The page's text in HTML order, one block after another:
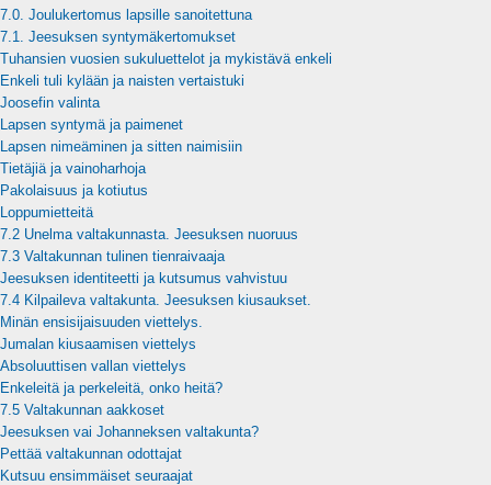
7.0. Joulukertomus lapsille sanoitettuna
7.1. Jeesuksen syntymäkertomukset
Tuhansien vuosien sukuluettelot ja mykistävä enkeli
Enkeli tuli kylään ja naisten vertaistuki
Joosefin valinta
Lapsen syntymä ja paimenet
Lapsen nimeäminen ja sitten naimisiin
Tietäjiä ja vainoharhoja
Pakolaisuus ja kotiutus
Loppumietteitä
7.2 Unelma valtakunnasta. Jeesuksen nuoruus
7.3 Valtakunnan tulinen tienraivaaja
Jeesuksen identiteetti ja kutsumus vahvistuu
7.4 Kilpaileva valtakunta. Jeesuksen kiusaukset.
Minän ensisijaisuuden viettelys.
Jumalan kiusaamisen viettelys
Absoluuttisen vallan viettelys
Enkeleitä ja perkeleitä, onko heitä?
7.5 Valtakunnan aakkoset
Jeesuksen vai Johanneksen valtakunta?
Pettää valtakunnan odottajat
Kutsuu ensimmäiset seuraajat